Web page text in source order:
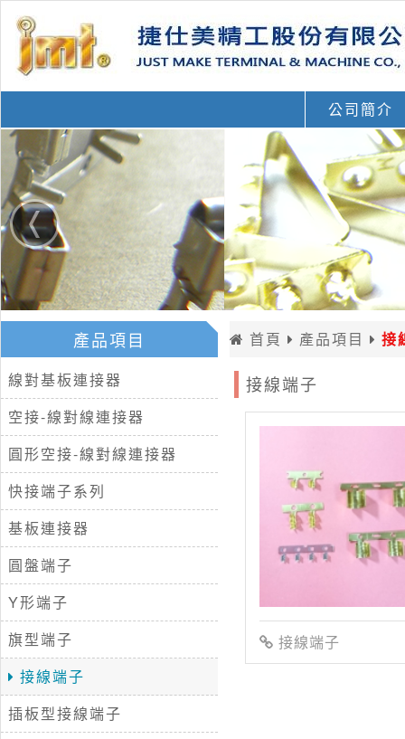
公司簡介
產品項目
線對基板連接器
空接-線對線連接器
圓形空接-線對線連接器
快接端子系列
基板連接器
圓盤端子
Y形端子
旗型端子
接線端子
插板型接線端子
首頁 產品項目 接
接線端子
接線端子